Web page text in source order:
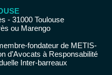
- 31000 Toulouse
ou Marengo
fondateur de METIS-
d’Avocats à Responsabilité
Inter-barreaux